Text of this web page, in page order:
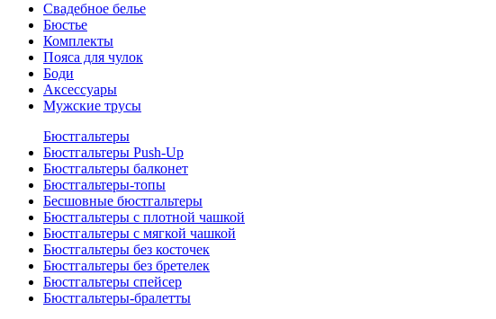
Свадебное белье
Бюстье
Комплекты
Пояса для чулок
Боди
Аксессуары
Мужские трусы
Бюстгальтеры
Бюстгальтеры Push-Up
Бюстгальтеры балконет
Бюстгальтеры-топы
Бесшовные бюстгальтеры
Бюстгальтеры с плотной чашкой
Бюстгальтеры с мягкой чашкой
Бюстгальтеры без косточек
Бюстгальтеры без бретелек
Бюстгальтеры спейсер
Бюстгальтеры-бралетты